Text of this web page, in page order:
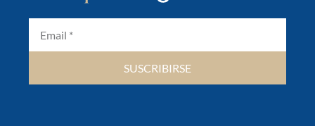
SUSCRIBIRSE